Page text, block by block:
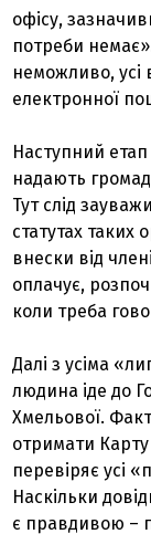
офісу,
потреби
неможливо, усі
електронної
Наступний
надають
Тут слід
статутах таких
внески від
оплачує,
коли треба
Далі з усіма
людина іде до
Хмельової.
отримати Карту
перевіряє усі
Наскільки
є правдивою –